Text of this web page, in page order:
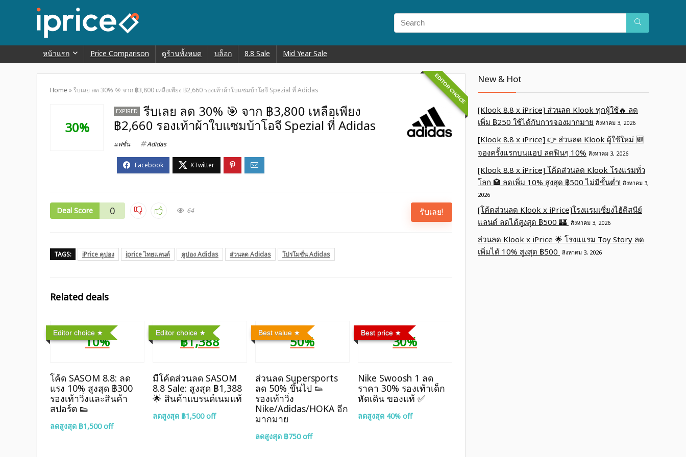
หน้าแรก Price Comparison ดูร้านทั้งหมด บล็อก 8.8 Sale Mid Year Sale
Home »รีบเลย ลด 30% 🎯 จาก ฿3,800 เหลือเพียง ฿2,660 รองเท้าผ้าใบแซมบ้าโอจี Spezial ที่ Adidas EDITOR CHOICE
30%
EXPIRED
รีบเลย ลด 30% 🎯 จาก ฿3,800 เหลือเพียง
฿2,660 รองเท้าผ้าใบแซมบ้าโอจี Spezial ที่ Adidas
แฟชั่น Adidas
Deal Score 0 64 รับเลย!
TAGS: iPrice คูปอง iprice ไทยแลนด์ คูปอง Adidas ส่วนลด Adidas โปรโมชั่น Adidas
Related deals
Editor choice
10%
โค้ด SASOM 8.8: ลด
แรง 10% สูงสุด ฿300
รองเท้าวิ่งและสินค้า
สปอร์ต 👟
ลดสูงสุด ฿1,500 off
Editor choice
฿1,388
มีโค้ดส่วนลด SASOM
8.8 Sale: สูงสุด ฿1,388
🌟 สินค้าแบรนด์เนมแท้
ลดสูงสุด ฿1,500 off
Best value
50%
ส่วนลด Supersports
ลด 50% ขึ้นไป 👟
รองเท้าวิ่ง
Nike/Adidas/HOKA อีก
มากมาย
ลดสูงสุด ฿750 off
Best price
30%
Nike Swoosh 1 ลด
ราคา 30% รองเท้าเด็ก
หัดเดิน ของแท้ ✅
ลดสูงสุด 40% off
New & Hot
[Klook 8.8 x iPrice] ส่วนลด Klook ทุกผู้ใช้🔥 ลด
เพิ่ม ฿250 ใช้ได้กับการจองมากมาย สิงหาคม 3, 2026
[Klook 8.8 x iPrice] 👉 ส่วนลด Klook ผู้ใช้ใหม่ 🆕
จองครั้งแรกบนแอป ลดฟินๆ 10% สิงหาคม 3, 2026
[Klook 8.8 x iPrice] โค้ดส่วนลด Klook โรงแรมทั่ว
โลก 🏩 ลดเพิ่ม 10% สูงสุด ฿500 ไม่มีขั้นต่ำ! สิงหาคม 3,
2026
[โค้ดส่วนลด Klook x iPrice]โรงแรมเซี่ยงไฮ้ดิสนีย์
แลนด์ ลดได้สูงสุด ฿500 🏰 สิงหาคม 3, 2026
ส่วนลด Klook x iPrice 🌟 โรงแแรม Toy Story ลด
เพิ่มได้ 10% สูงสุด ฿500 สิงหาคม 3, 2026